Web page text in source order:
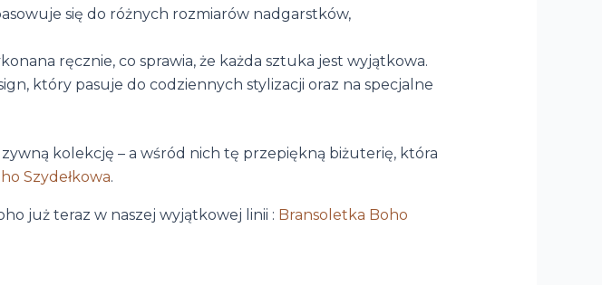
się do różnych rozmiarów nadgarstków,
ręcznie, co sprawia, że każda sztuka jest wyjątkowa.
który pasuje do codziennych stylizacji oraz na specjalne
kolekcję – a wśród nich tę przepiękną biżuterię, która
Szydełkowa.
już teraz w naszej wyjątkowej linii : Bransoletka Boho